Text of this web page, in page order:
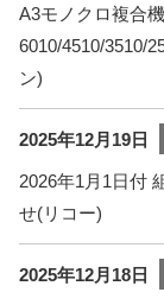
A3モノクロ複合
6010/4510/3510/
ン)
2025年12月19日
2026年1月1日付
せ(リコー)
2025年12月18日